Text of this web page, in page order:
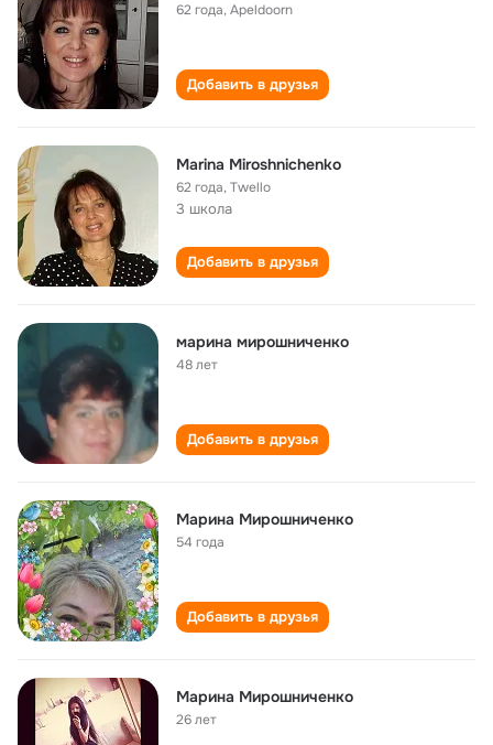
62 года,Apeldoorn
Добавить в друзья
Marina Miroshnichenko
62 года,Twello
3 школа
Добавить в друзья
марина мирошниченко
48 лет
Добавить в друзья
Марина Мирошниченко
54 года
Добавить в друзья
Марина Мирошниченко
26 лет